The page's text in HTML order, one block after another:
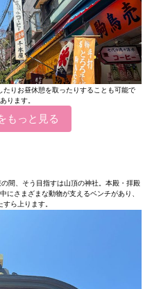
りお昼休憩を取ったりすることも可能で
ります。
もっと見る
間、そう目指すは山頂の神社。本殿・拝殿
にさまざまな動物が支えるベンチがあり、
ら上ります。